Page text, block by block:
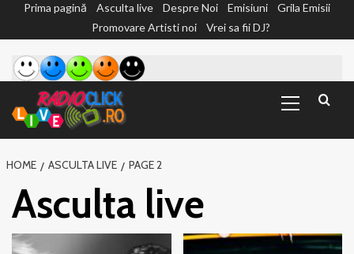
Prima pagină Asculta live Despre Noi Emisiuni
Grila Emisii
Promovare Artisti noi
Vrei sa fii DJ?
Menu
HOME ASCULTA LIVE PAGE 2
Asculta live